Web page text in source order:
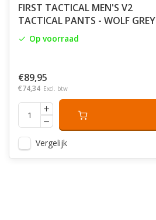
FIRST TACTICAL MEN'S V2
TACTICAL PANTS - WOLF GREY
Op voorraad
€89,95
€74,34 Excl. btw
Vergelijk